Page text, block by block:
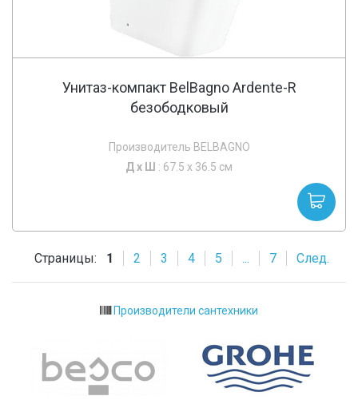
Унитаз-компакт BelBagno Ardente-R
безободковый
Производитель BELBAGNO
Д х Ш : 67.5 x 36.5 см
Страницы: 1 2 3 4 5 ... 7 След.
Производители сантехники